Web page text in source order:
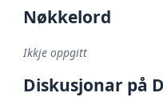
Nøkkelord
Ikkje oppgitt
Diskusjonar på